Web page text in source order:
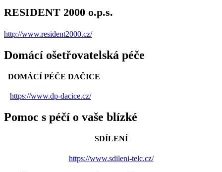
RESIDENT 2000 o.p.s.
http://www.resident2000.cz/
Domácí ošetřovatelská péče
DOMÁCÍ PÉČE DAČICE
https://www.dp-dacice.cz/
Pomoc s péčí o vaše blízké
SDÍLENÍ
https://www.sdileni-telc.cz/